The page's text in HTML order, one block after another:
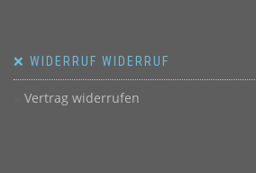
❌ WIDERRUF WIDERRUF
Vertrag widerrufen